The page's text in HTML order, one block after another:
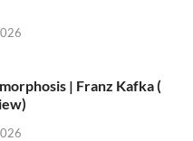
| Franz Kafka (